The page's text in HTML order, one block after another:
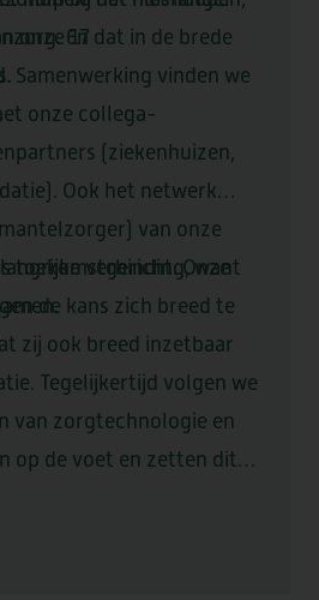
BELEID
NODIG?
KLACHT?
VRIJWILLIGERS
WERKEN BIJ
onze 17En dat in de brede
Samenwerking vinden we
onze collega-
(ziekenhuizen,
Ook het netwerk
van onze
verbinding, want
toekomstgericht. Onze
de kans zich breed te
zij ook breed inzetbaar
Tegelijkertijd volgen we
van zorgtechnologie en
op de voet en zetten dit